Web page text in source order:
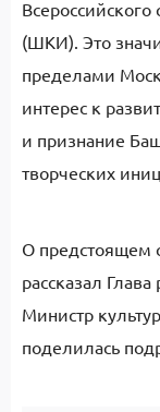
(ШКИ). Это
пределами
интерес к
и признание
творческих
О предстоящем
рассказал
Министр
поделилась